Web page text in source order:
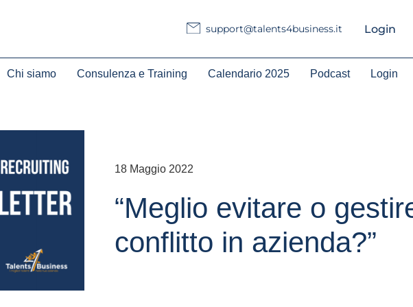
support@talents4business.it Login
Chi siamo Consulenza e Training Calendario 2025 Podcast Login
18 Maggio 2022
“Meglio evitare o
conflitto in azienda?”